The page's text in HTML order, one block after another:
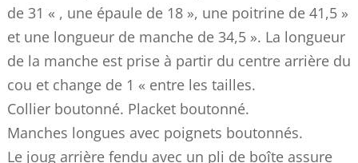
de 31 « , une épaule de 18 », une poitrine de 41,5 »
et une longueur de manche de 34,5 ». La longueur
de la manche est prise à partir du centre arrière du
cou et change de 1 « entre les tailles.
Collier boutonné. Placket boutonné.
Manches longues avec poignets boutonnés.
Le joug arrière fendu avec un pli de boîte assure